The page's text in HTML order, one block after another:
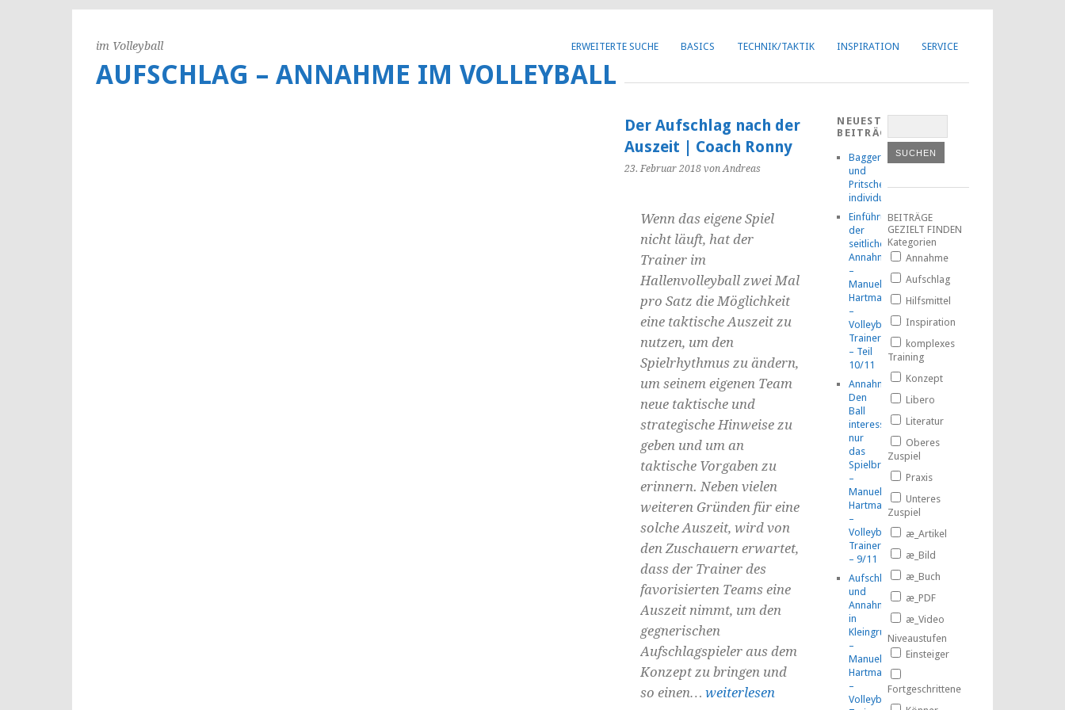
ERWEITERTE SUCHE BASICS TECHNIK/TAKTIK INSPIRATION SERVICE
AUFSCHLAG – ANNAHME IM VOLLEYBALL
im Volleyball
Der Aufschlag nach der
Auszeit | Coach Ronny
23. Februar 2018 von Andreas
Wenn das eigene Spiel
nicht läuft, hat der
Trainer im
Hallenvolleyball zwei Mal
pro Satz die Möglichkeit
eine taktische Auszeit zu
nutzen, um den
Spielrhythmus zu ändern,
um seinem eigenen Team
neue taktische und
strategische Hinweise zu
geben und um an
taktische Vorgaben zu
erinnern. Neben vielen
weiteren Gründen für eine
solche Auszeit, wird von
den Zuschauern erwartet,
dass der Trainer des
favorisierten Teams eine
Auszeit nimmt, um den
gegnerischen
Aufschlagspieler aus dem
Konzept zu bringen und
so einen… weiterlesen
NEUESTE
BEITRÄGE
Baggern
und
Pritschen
individuell
Einführung
der
seitlichen
Annahmetechnik
–
Manuel
Hartmann
–
Volleyball-
TrainerMOOC
– Teil
10/11
Annahme:
Den
Ball
interessiert
nur
das
Spielbrett!
–
Manuel
Hartmann
–
Volleyball-
TrainerMOOC
– 9/11
Aufschlag
und
Annahme
in
Kleingruppen
–
Manuel
Hartmann
–
Volleyball-
BEITRÄGE
GEZIELT FINDEN
Kategorien
Annahme
Aufschlag
Hilfsmittel
Inspiration
komplexes
Training
Konzept
Libero
Literatur
Oberes
Zuspiel
Praxis
Unteres
Zuspiel
æ_Artikel
æ_Bild
æ_Buch
æ_PDF
æ_Video
Niveaustufen
Einsteiger
Fortgeschrittene